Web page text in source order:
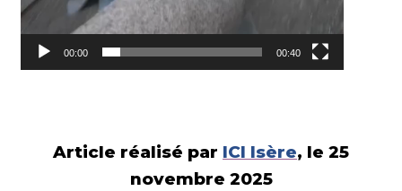
00:00 00:40
Article réalisé par ICI Isère, le 25
novembre 2025